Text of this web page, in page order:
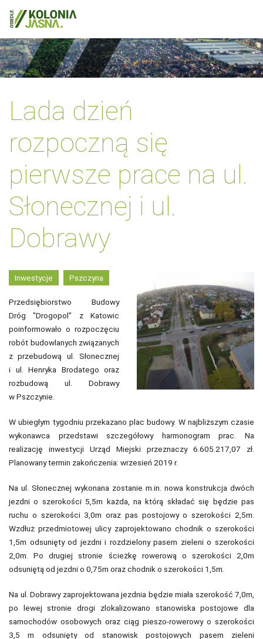
Lada dzień
rozpoczną się
pierwsze prace na ul.
Słonecznej i ul.
Dobrawy
Inwestycje Pszczyna
Przedsiębiorstwo Budowy
Dróg "Drogopol" z Katowic
poinformowało o rozpoczęciu
robót budowlanych związanych
z przebudową ul. Słonecznej
i ul. Henryka Brodatego oraz
rozbudową ul. Dobrawy
w Pszczynie.
W ubiegłym tygodniu przekazano plac budowy. W najbliższym czasie
wykonawca przedstawi szczegółowy harmonogram prac. Na
realizację inwestycji Urząd Miejski przeznaczy 6.605.217,07 zł.
Planowany termin zakończenia: wrzesień 2019 r.
Na ul. Słonecznej wykonana zostanie m.in. nowa konstrukcja dwóch
jezdni o szerokości 5,5m każda, na którą składać się będzie pas
ruchu o szerokości 3,0m oraz pas postojowy o szerokości 2,5m.
Wzdłuż przedmiotowej ulicy zaprojektowano chodnik o szerokości
1,5m odsunięty od jezdni i rozdzielony pasem zieleni o szerokości
2,0m. Po drugiej stronie ścieżkę rowerową o szerokości 2,0m
odsuniętą od jezdni o 0,75m oraz chodnik o szerokości 1,5m.
Na ul. Dobrawy zaprojektowana jezdnia będzie miała szerokość 7,0m,
po lewej stronie drogi zlokalizowano stanowiska postojowe dla
samochodów osobowych oraz ciąg pieszo-rowerowy o szerokości
3,5 m odsunięty od stanowisk postojowych pasem zieleni